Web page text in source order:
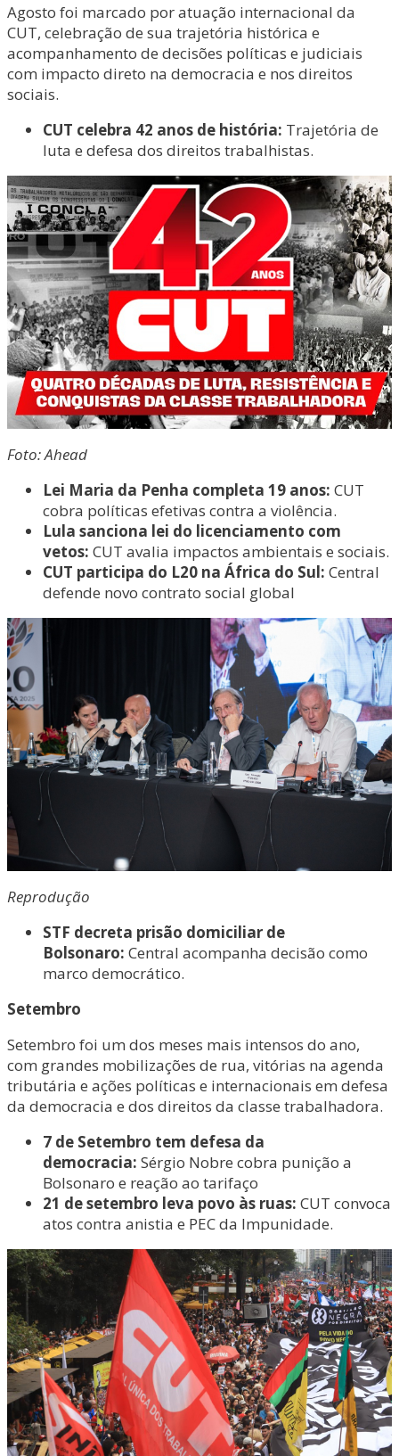
Agosto foi marcado por atuação internacional da
CUT, celebração de sua trajetória histórica e
acompanhamento de decisões políticas e judiciais
com impacto direto na democracia e nos direitos
sociais.
CUT celebra 42 anos de história: Trajetória de
luta e defesa dos direitos trabalhistas.
Foto: Ahead
Lei Maria da Penha completa 19 anos: CUT
cobra políticas efetivas contra a violência.
Lula sanciona lei do licenciamento com
vetos: CUT avalia impactos ambientais e sociais.
CUT participa do L20 na África do Sul: Central
defende novo contrato social global
Reprodução
STF decreta prisão domiciliar de
Bolsonaro: Central acompanha decisão como
marco democrático.
Setembro
Setembro foi um dos meses mais intensos do ano,
com grandes mobilizações de rua, vitórias na agenda
tributária e ações políticas e internacionais em defesa
da democracia e dos direitos da classe trabalhadora.
7 de Setembro tem defesa da
democracia: Sérgio Nobre cobra punição a
Bolsonaro e reação ao tarifaço
21 de setembro leva povo às ruas: CUT convoca
atos contra anistia e PEC da Impunidade.